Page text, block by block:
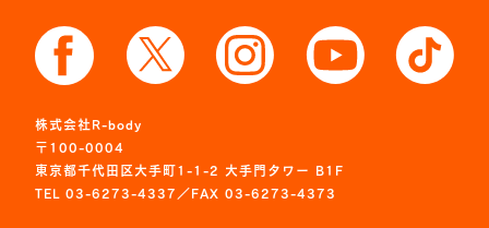
株式会社R-body
〒100-0004
東京都千代田区大手町1-1-2 大手門タワー B1F
TEL 03-6273-4337／FAX 03-6273-4373